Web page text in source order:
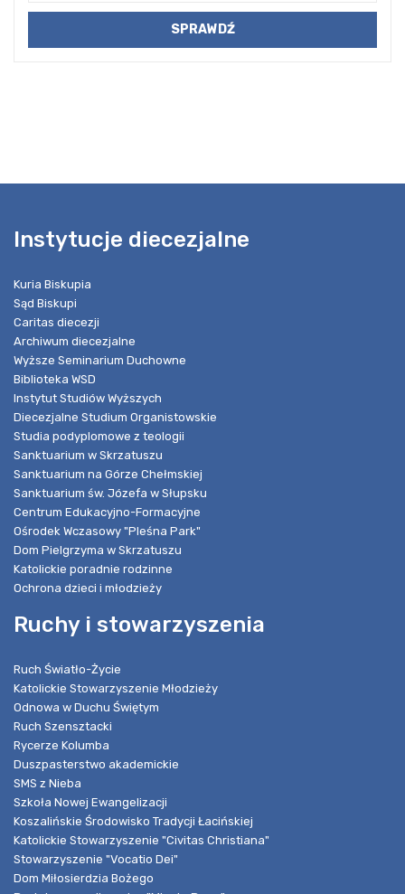
Instytucje diecezjalne
Kuria Biskupia
Sąd Biskupi
Caritas diecezji
Archiwum diecezjalne
Wyższe Seminarium Duchowne
Biblioteka WSD
Instytut Studiów Wyższych
Diecezjalne Studium Organistowskie
Studia podyplomowe z teologii
Sanktuarium w Skrzatuszu
Sanktuarium na Górze Chełmskiej
Sanktuarium św. Józefa w Słupsku
Centrum Edukacyjno-Formacyjne
Ośrodek Wczasowy "Pleśna Park"
Dom Pielgrzyma w Skrzatuszu
Katolickie poradnie rodzinne
Ochrona dzieci i młodzieży
Ruchy i stowarzyszenia
Ruch Światło-Życie
Katolickie Stowarzyszenie Młodzieży
Odnowa w Duchu Świętym
Ruch Szensztacki
Rycerze Kolumba
Duszpasterstwo akademickie
SMS z Nieba
Szkoła Nowej Ewangelizacji
Koszalińskie Środowisko Tradycji Łacińskiej
Katolickie Stowarzyszenie "Civitas Christiana"
Stowarzyszenie "Vocatio Dei"
Dom Miłosierdzia Bożego